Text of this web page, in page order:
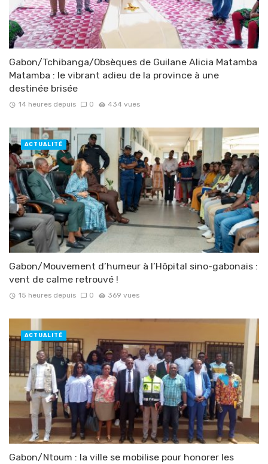
Gabon/Tchibanga/Obsèques de Guilane Alicia Matamba
Matamba : le vibrant adieu de la province à une
destinée brisée
14 heures depuis 0 434 vues
Gabon/Mouvement d’humeur à l’Hôpital sino-gabonais :
vent de calme retrouvé !
15 heures depuis 0 369 vues
ACTUALITÉ
Gabon/Ntoum : la ville se mobilise pour honorer les
ACTUALITÉ